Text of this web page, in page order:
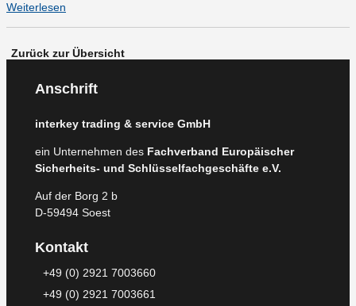
Weiterlesen
Zurück zur Übersicht
Anschrift
interkey trading & service GmbH
ein Unternehmen des Fachverband Europäischer
Sicherheits- und Schlüsselfachgeschäfte e.V.
Auf der Borg 2 b
D-59494 Soest
Kontakt
+49 (0) 2921 7003660
+49 (0) 2921 7003661